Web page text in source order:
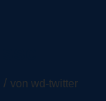
/ von wd-twitter